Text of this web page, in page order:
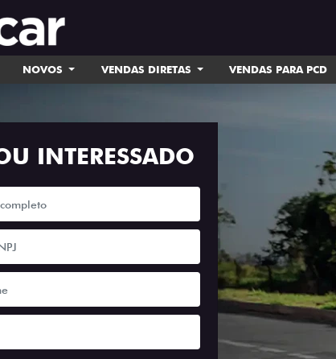
NOVOS VENDAS DIRETAS VENDAS PARA PCD
INTERESSADO